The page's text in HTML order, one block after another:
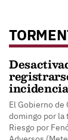
incidencia
El Gobierno de
domingo por la
Riesgo por